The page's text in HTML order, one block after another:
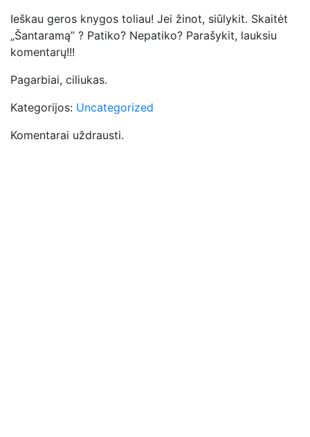
Ieškau geros knygos toliau! Jei žinot, siūlykit. Skaitėt
„Šantaramą” ? Patiko? Nepatiko? Parašykit, lauksiu
komentarų!!!
Pagarbiai, ciliukas.
Kategorijos: Uncategorized
Komentarai uždrausti.